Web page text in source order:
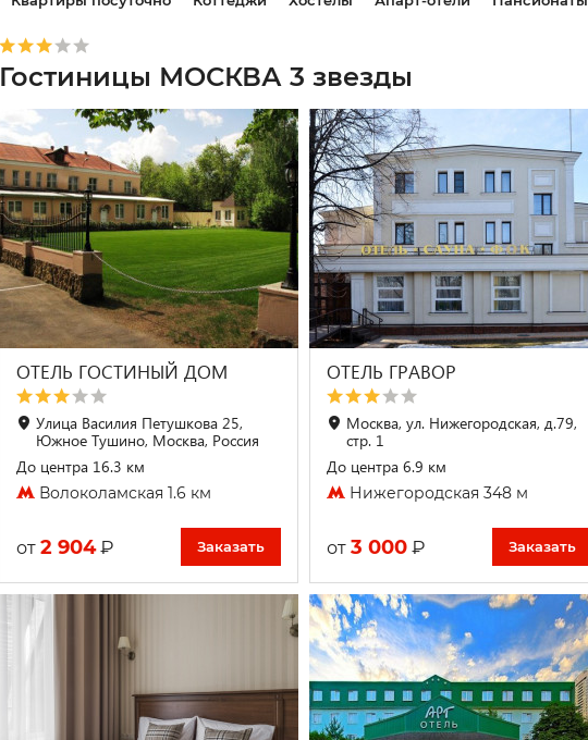
Гостиницы МОСКВА 3 звезды
ОТЕЛЬ ГОСТИНЫЙ ДОМ
Улица Василия Петушкова 25,
Южное Тушино, Москва, Россия
До центра 16.3 км
Волоколамская 1.6 км
от 2 904 ₽ Заказать
ОТЕЛЬ ГРАВОР
Москва, ул. Нижегородская, д.79,
стр. 1
До центра 6.9 км
Нижегородская 348 м
от3 000 ₽ Заказать